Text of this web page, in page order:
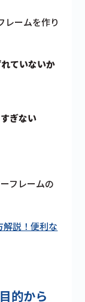
レームを作り
ていないか
ぎない
フレームの
解説！便利な
的から